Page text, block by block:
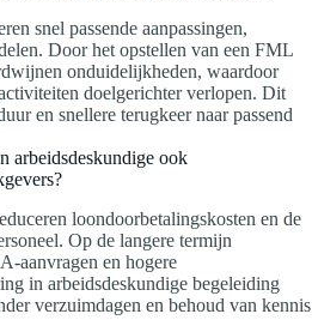
snel passende aanpassingen,
Door het opstellen van een FML
onduidelijkheden, waardoor
doelgerichter verlopen. Dit
en snellere terugkeer naar passend
arbeidsdeskundige ook
loondoorbetalingskosten en de
Op de langere termijn
aanvragen en hogere
in arbeidsdeskundige begeleiding
verzuimdagen en behoud van kennis